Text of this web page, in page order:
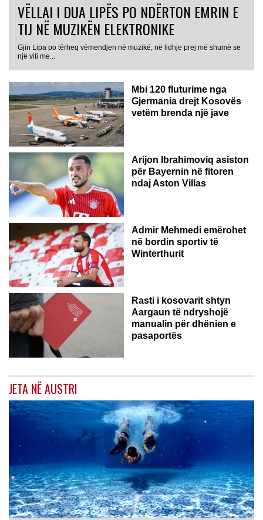
VËLLAI I DUA LIPËS PO NDËRTON EMRIN E
TIJ NË MUZIKËN ELEKTRONIKE
Gjin Lipa po tërheq vëmendjen në muzikë, në lidhje prej më shumë se
një viti me...
GJERMANI
Mbi 120 fluturime nga
Gjermania drejt Kosovës
vetëm brenda një jave
Arijon Ibrahimoviq asiston
për Bayernin në fitoren
ndaj Aston Villas
ZVICËR
Admir Mehmedi emërohet
në bordin sportiv të
Winterthurit
Rasti i kosovarit shtyn
Aargaun të ndryshojë
manualin për dhënien e
pasaportës
JETA NË AUSTRI